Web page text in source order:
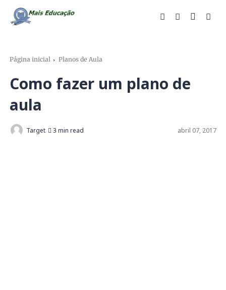
Página inicial Planos de Aula
Como fazer um plano de
aula
Target 3 min read abril 07, 2017